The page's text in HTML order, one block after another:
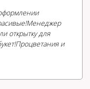
открытку для
и